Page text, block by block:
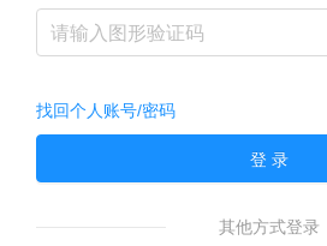
找回个人账号/密码
登 录
其他方式登录